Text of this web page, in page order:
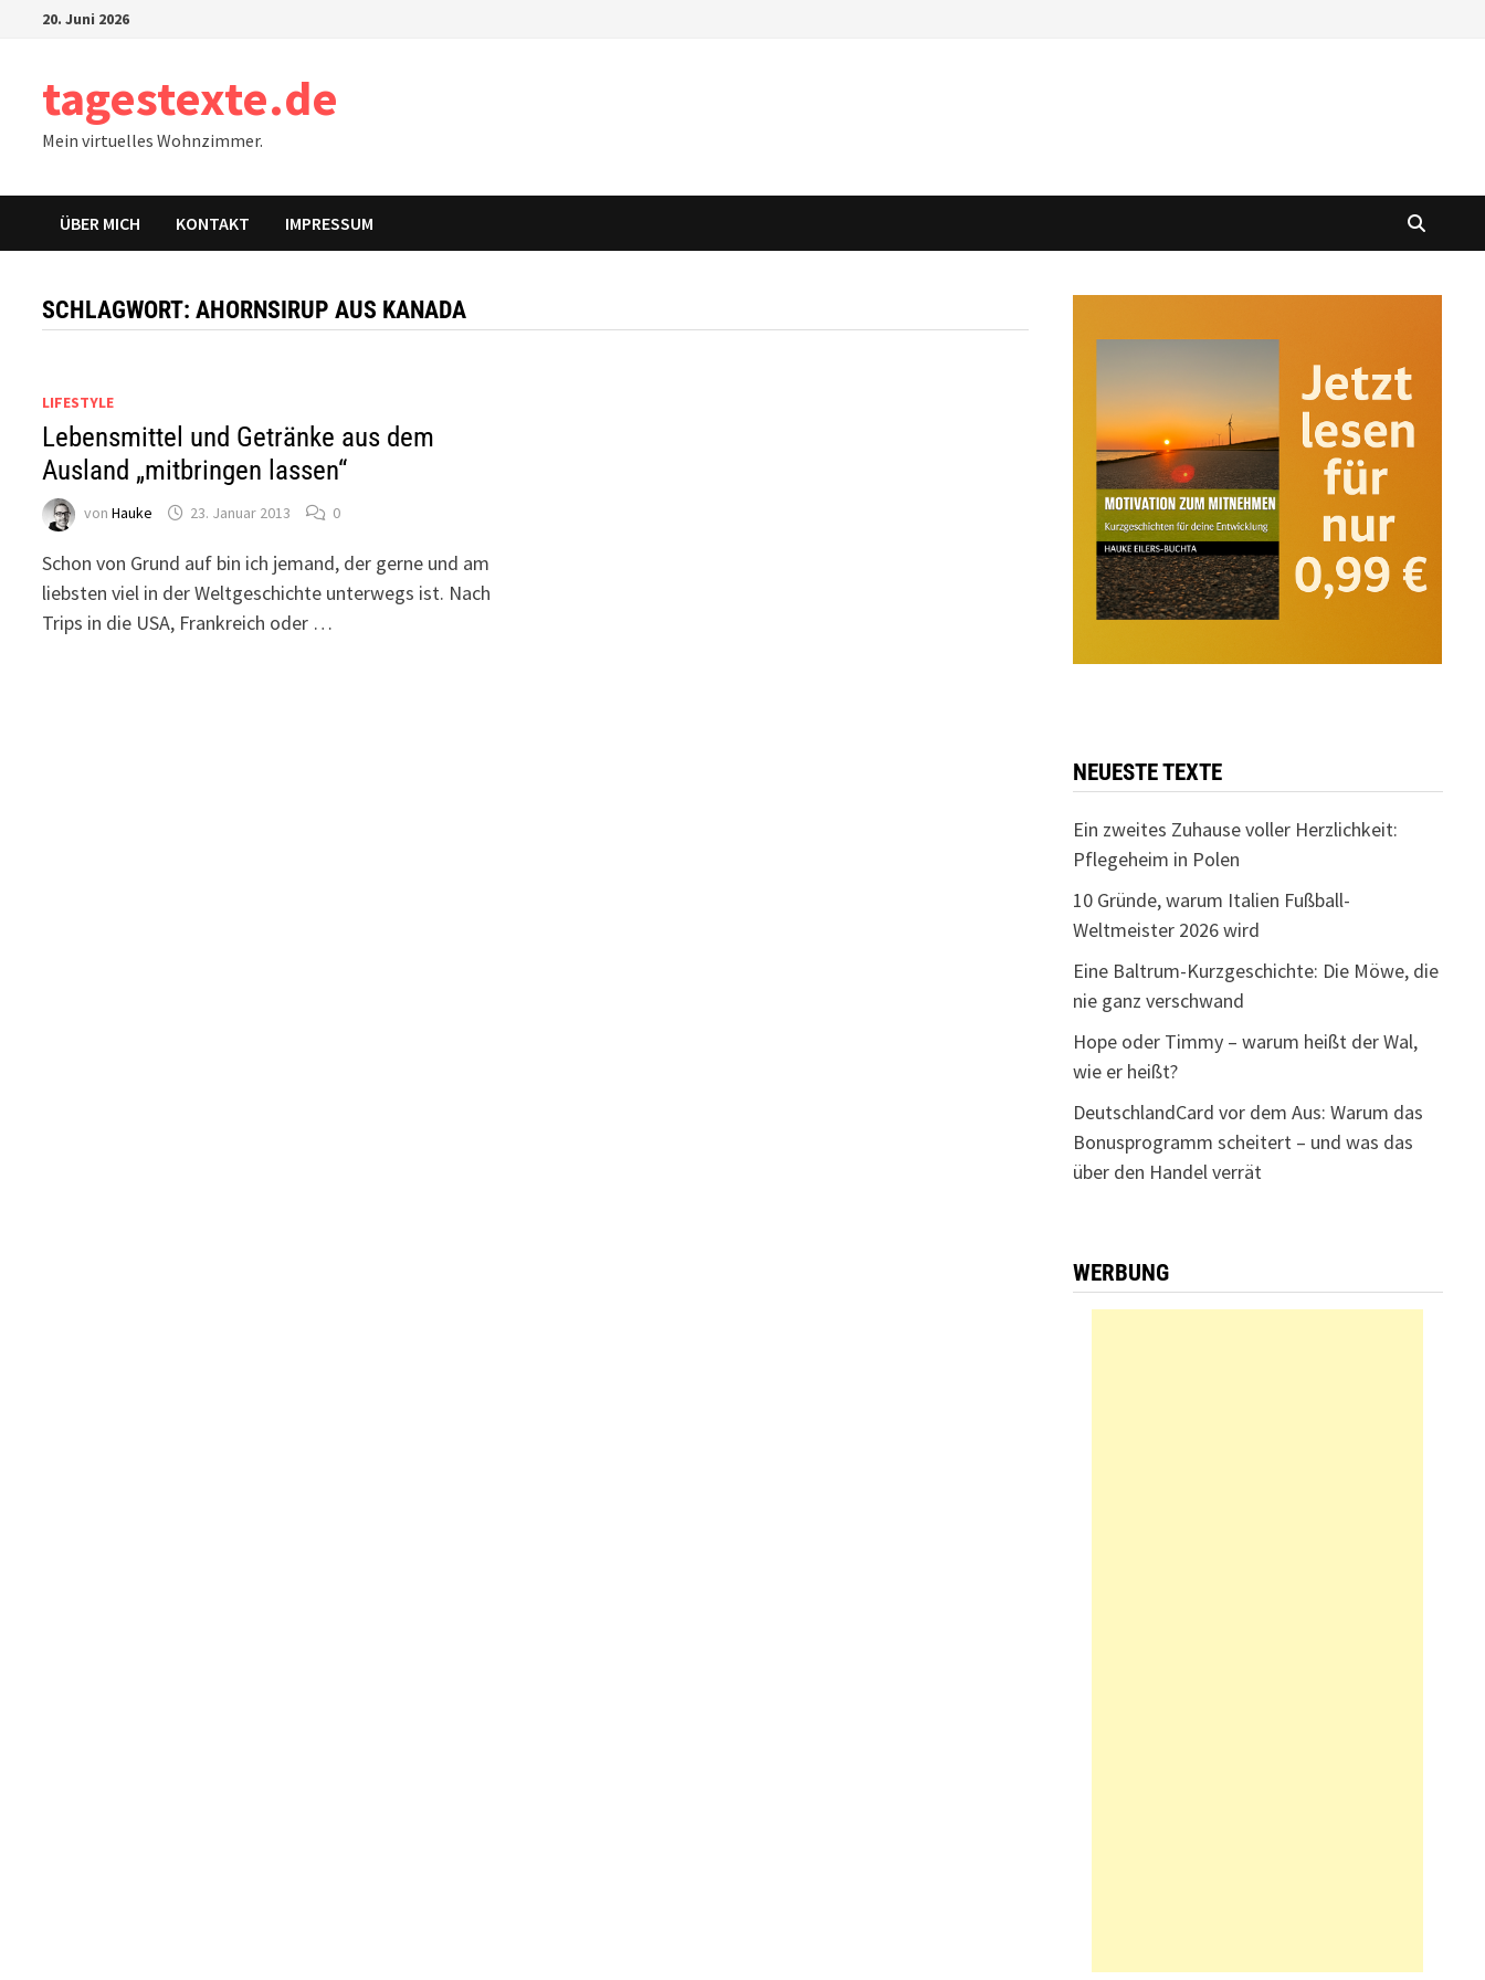
20. Juni 2026
tagestexte.de
Mein virtuelles Wohnzimmer.
ÜBER MICH KONTAKT IMPRESSUM
SCHLAGWORT:AHORNSIRUP AUS KANADA
LIFESTYLE
Lebensmittel und Getränke aus dem
Ausland „mitbringen lassen“
vonHauke 23. Januar 2013 0
Schon von Grund auf bin ich jemand, der gerne und am
liebsten viel in der Weltgeschichte unterwegs ist. Nach
Trips in die USA, Frankreich oder …
NEUESTE TEXTE
Ein zweites Zuhause voller Herzlichkeit:
Pflegeheim in Polen
10 Gründe, warum Italien Fußball-
Weltmeister 2026 wird
Eine Baltrum-Kurzgeschichte: Die Möwe, die
nie ganz verschwand
Hope oder Timmy – warum heißt der Wal,
wie er heißt?
DeutschlandCard vor dem Aus: Warum das
Bonusprogramm scheitert – und was das
über den Handel verrät
WERBUNG